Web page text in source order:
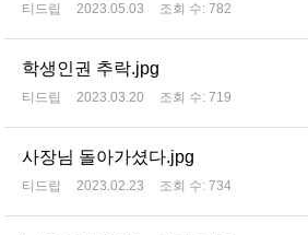
티드립 2023.05.03 조회 수: 782
학생인권 추락.jpg
티드립 2023.03.20 조회 수: 719
사장님 돌아가셨다.jpg
티드립 2023.02.23 조회 수: 734